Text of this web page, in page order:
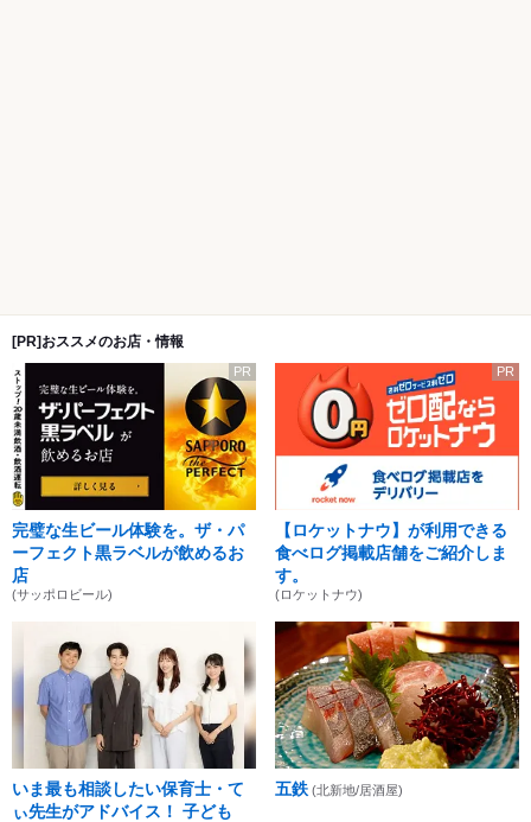
[PR]おススメのお店・情報
PR
完璧な生ビール体験を。ザ・パ
ーフェクト黒ラベルが飲めるお
店
(サッポロビール)
PR
【ロケットナウ】が利用できる
食べログ掲載店舗をご紹介しま
す。
(ロケットナウ)
いま最も相談したい保育士・て
ぃ先生がアドバイス！ 子ども
五鉄 (北新地/居酒屋)